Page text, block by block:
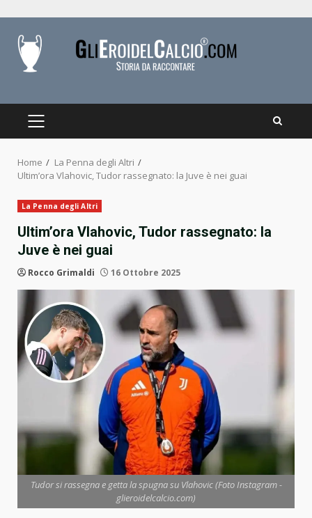
content
PRIMARY
Home
La Penna degli Altri
Ultim’ora Vlahovic, Tudor rassegnato: la Juve è nei guai
La Penna degli Altri
Ultim’ora Vlahovic, Tudor rassegnato: la
Juve è nei guai
Rocco Grimaldi 16 Ottobre 2025
Tudor si rassegna e getta la spugna su Vlahovic (Foto Instagram -
glieroidelcalcio.com)